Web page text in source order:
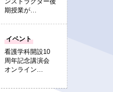
期授業が…
PHOTO
イベント
看護学科開設10
周年記念講演会
オンライン…